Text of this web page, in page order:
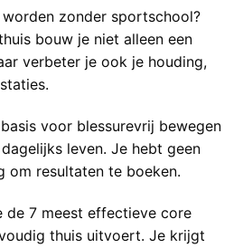
zonder sportschool?
bouw je niet alleen een
verbeter je ook je houding,
voor blessurevrij bewegen
leven. Je hebt geen
om resultaten te boeken.
7 meest effectieve core
thuis uitvoert. Je krijgt